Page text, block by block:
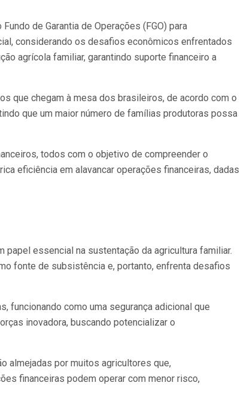
de Garantia de Operações (FGO) para
considerando os desafios econômicos enfrentados
agrícola familiar, garantindo suporte financeiro a
que chegam à mesa dos brasileiros, de acordo com o
que um maior número de famílias produtoras possa
todos com o objetivo de compreender o
eficiência em alavancar operações financeiras, dadas
essencial na sustentação da agricultura familiar.
fonte de subsistência e, portanto, enfrenta desafios
funcionando como uma segurança adicional que
inovadora, buscando potencializar o
almejadas por muitos agricultores que,
financeiras podem operar com menor risco,